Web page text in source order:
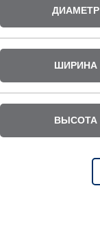
ДИАМЕТР
ШИРИНА
ВЫСОТА